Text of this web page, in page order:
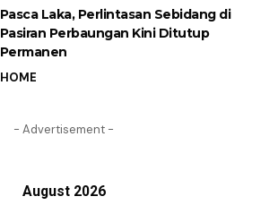
Pasca Laka, Perlintasan Sebidang di
Pasiran Perbaungan Kini Ditutup
Permanen
HOME
- Advertisement -
August 2026